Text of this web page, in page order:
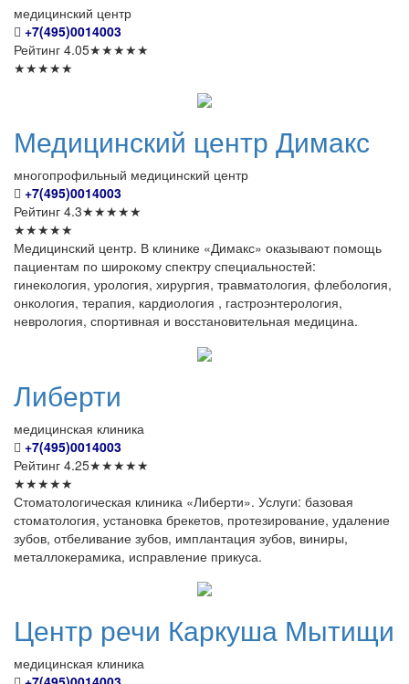
медицинский центр
+7(495)0014003
Рейтинг 4.05★★★★★
★★★★★
Медицинский центр Димакс
многопрофильный медицинский центр
+7(495)0014003
Рейтинг 4.3★★★★★
★★★★★
Медицинский центр. В клинике «Димакс» оказывают помощь
пациентам по широкому спектру специальностей:
гинекология, урология, хирургия, травматология, флебология,
онкология, терапия, кардиология , гастроэнтерология,
неврология, спортивная и восстановительная медицина.
Либерти
медицинская клиника
+7(495)0014003
Рейтинг 4.25★★★★★
★★★★★
Стоматологическая клиника «Либерти». Услуги: базовая
стоматология, установка брекетов, протезирование, удаление
зубов, отбеливание зубов, имплантация зубов, виниры,
металлокерамика, исправление прикуса.
Центр речи Каркуша Мытищи
медицинская клиника